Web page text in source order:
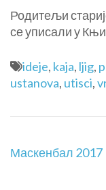
Родитељи
се уписали у
ideje, kaja, ljig,
ustanova, utisci,
Маскенбал 2017